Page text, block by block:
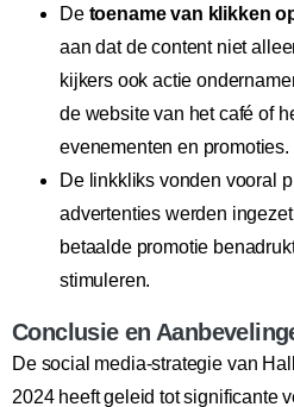
De toename van klikken
aan dat de content niet
kijkers ook actie
de website van het café of
evenementen en promoties.
De linkkliks vonden vooral
advertenties werden
betaalde promotie
stimuleren.
Conclusie en
De social media-strategie van
2024 heeft geleid tot significante